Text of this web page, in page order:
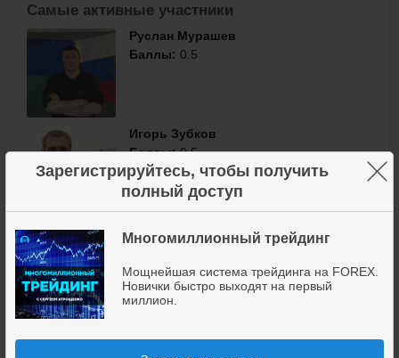
Зарегистрируйтесь, чтобы получить
полный доступ
Многомиллионный трейдинг
Мощнейшая система трейдинга на FOREX.
Новички быстро выходят на первый
миллион.
×
Самые активные участники
Руслан Мурашев
Баллы: 0.5
Игорь Зубков
Баллы:0.5
Инфоклуб
экспертов в финансовой нише
Баллы:0.5